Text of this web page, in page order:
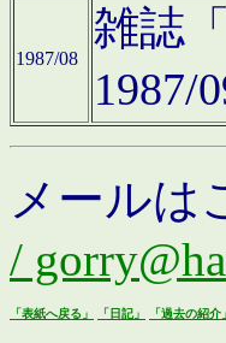
1987/08
雑誌
1987/
メールは
/
「表紙へ戻る」 「日記」 「過去の紹介」